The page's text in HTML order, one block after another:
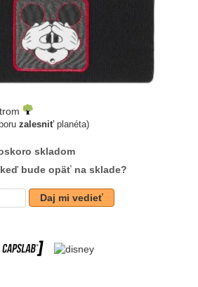
zalesniťplanéta)
skladom
bude opäť na sklade?
Daj mi vedieť